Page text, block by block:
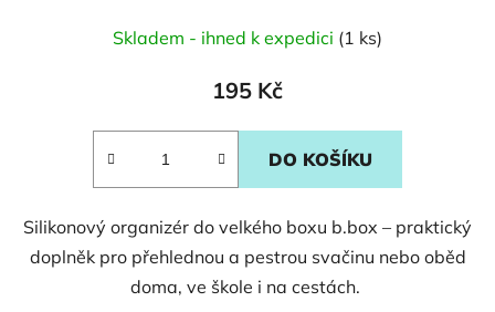
Skladem - ihned k expedici (1 ks)
195 Kč
DO KOŠÍKU
Silikonový organizér do velkého boxu b.box – praktický
doplněk pro přehlednou a pestrou svačinu nebo oběd
doma, ve škole i na cestách.